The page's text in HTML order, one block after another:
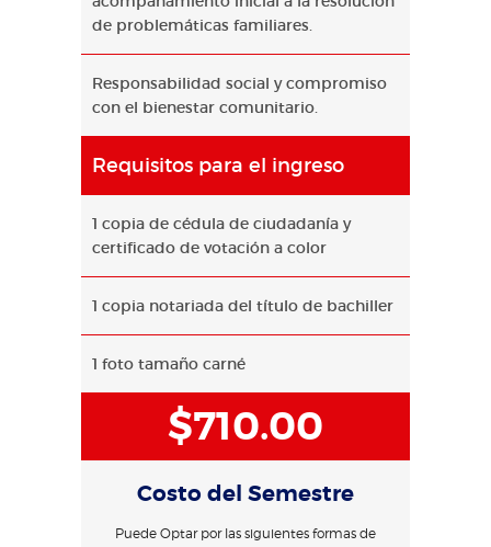
de problemáticas familiares.
Responsabilidad social y compromiso
con el bienestar comunitario.
Requisitos para el ingreso
1 copia de cédula de ciudadanía y
certificado de votación a color
1 copia notariada del título de bachiller
1 foto tamaño carné
$710.00
Costo del Semestre
Puede Optar por las siguientes formas de